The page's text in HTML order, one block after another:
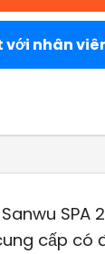
với nhân
SPA
cấp có